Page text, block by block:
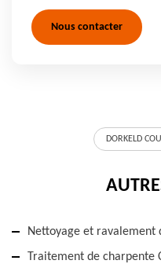
Nous contacter
DORKELD
Nettoyage et ravalement
Traitement de charpente